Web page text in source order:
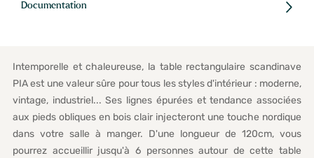
Documentation
Intemporelle et chaleureuse, la table rectangulaire scandinave
PIA est une valeur sûre pour tous les styles d'intérieur : moderne,
vintage, industriel... Ses lignes épurées et tendance associées
aux pieds obliques en bois clair injecteront une touche nordique
dans votre salle à manger. D'une longueur de 120cm, vous
pourrez accueillir jusqu'à 6 personnes autour de cette table